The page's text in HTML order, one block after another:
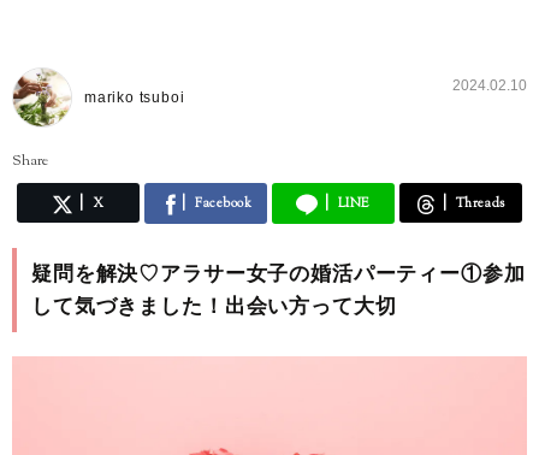
mariko tsuboi
2024.02.10
Share
X Facebook LINE Threads
疑問を解決♡アラサー女子の婚活パーティー①参加
して気づきました！出会い方って大切